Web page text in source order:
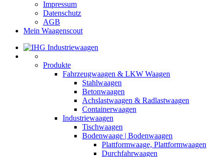
Impressum
Datenschutz
AGB
Mein Waagenscout
Produkte
Fahrzeugwaagen & LKW Waagen
Stahlwaagen
Betonwaagen
Achslastwaagen & Radlastwaagen
Containerwaagen
Industriewaagen
Tischwaagen
Bodenwaage | Bodenwaagen
Plattformwaage, Plattformwaagen
Durchfahrwaagen